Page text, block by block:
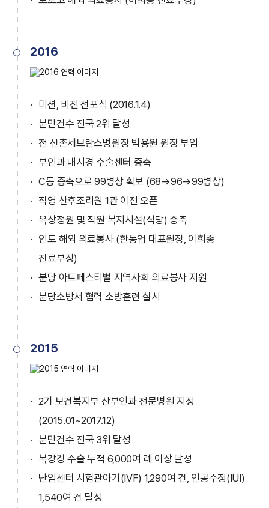
2016
미션, 비전 선포식 (2016.1.4)
분만건수 전국 2위 달성
전 신촌세브란스병원장 박용원 원장 부임
부인과 내시경 수술센터 증축
C동 증축으로 99병상 확보 (68→96→99병상)
직영 산후조리원 1관 이전 오픈
옥상정원 및 직원 복지시설(식당) 증축
인도 해외 의료봉사 (한동업 대표원장, 이희종
진료부장)
분당 아트페스티벌 지역사회 의료봉사 지원
분당소방서 협력 소방훈련 실시
2015
2기 보건복지부 산부인과 전문병원 지정
(2015.01~2017.12)
분만건수 전국 3위 달성
복강경 수술 누적 6,000여 례 이상 달성
난임센터 시험관아기(IVF) 1,290여 건, 인공수정(IUI)
1,540여 건 달성